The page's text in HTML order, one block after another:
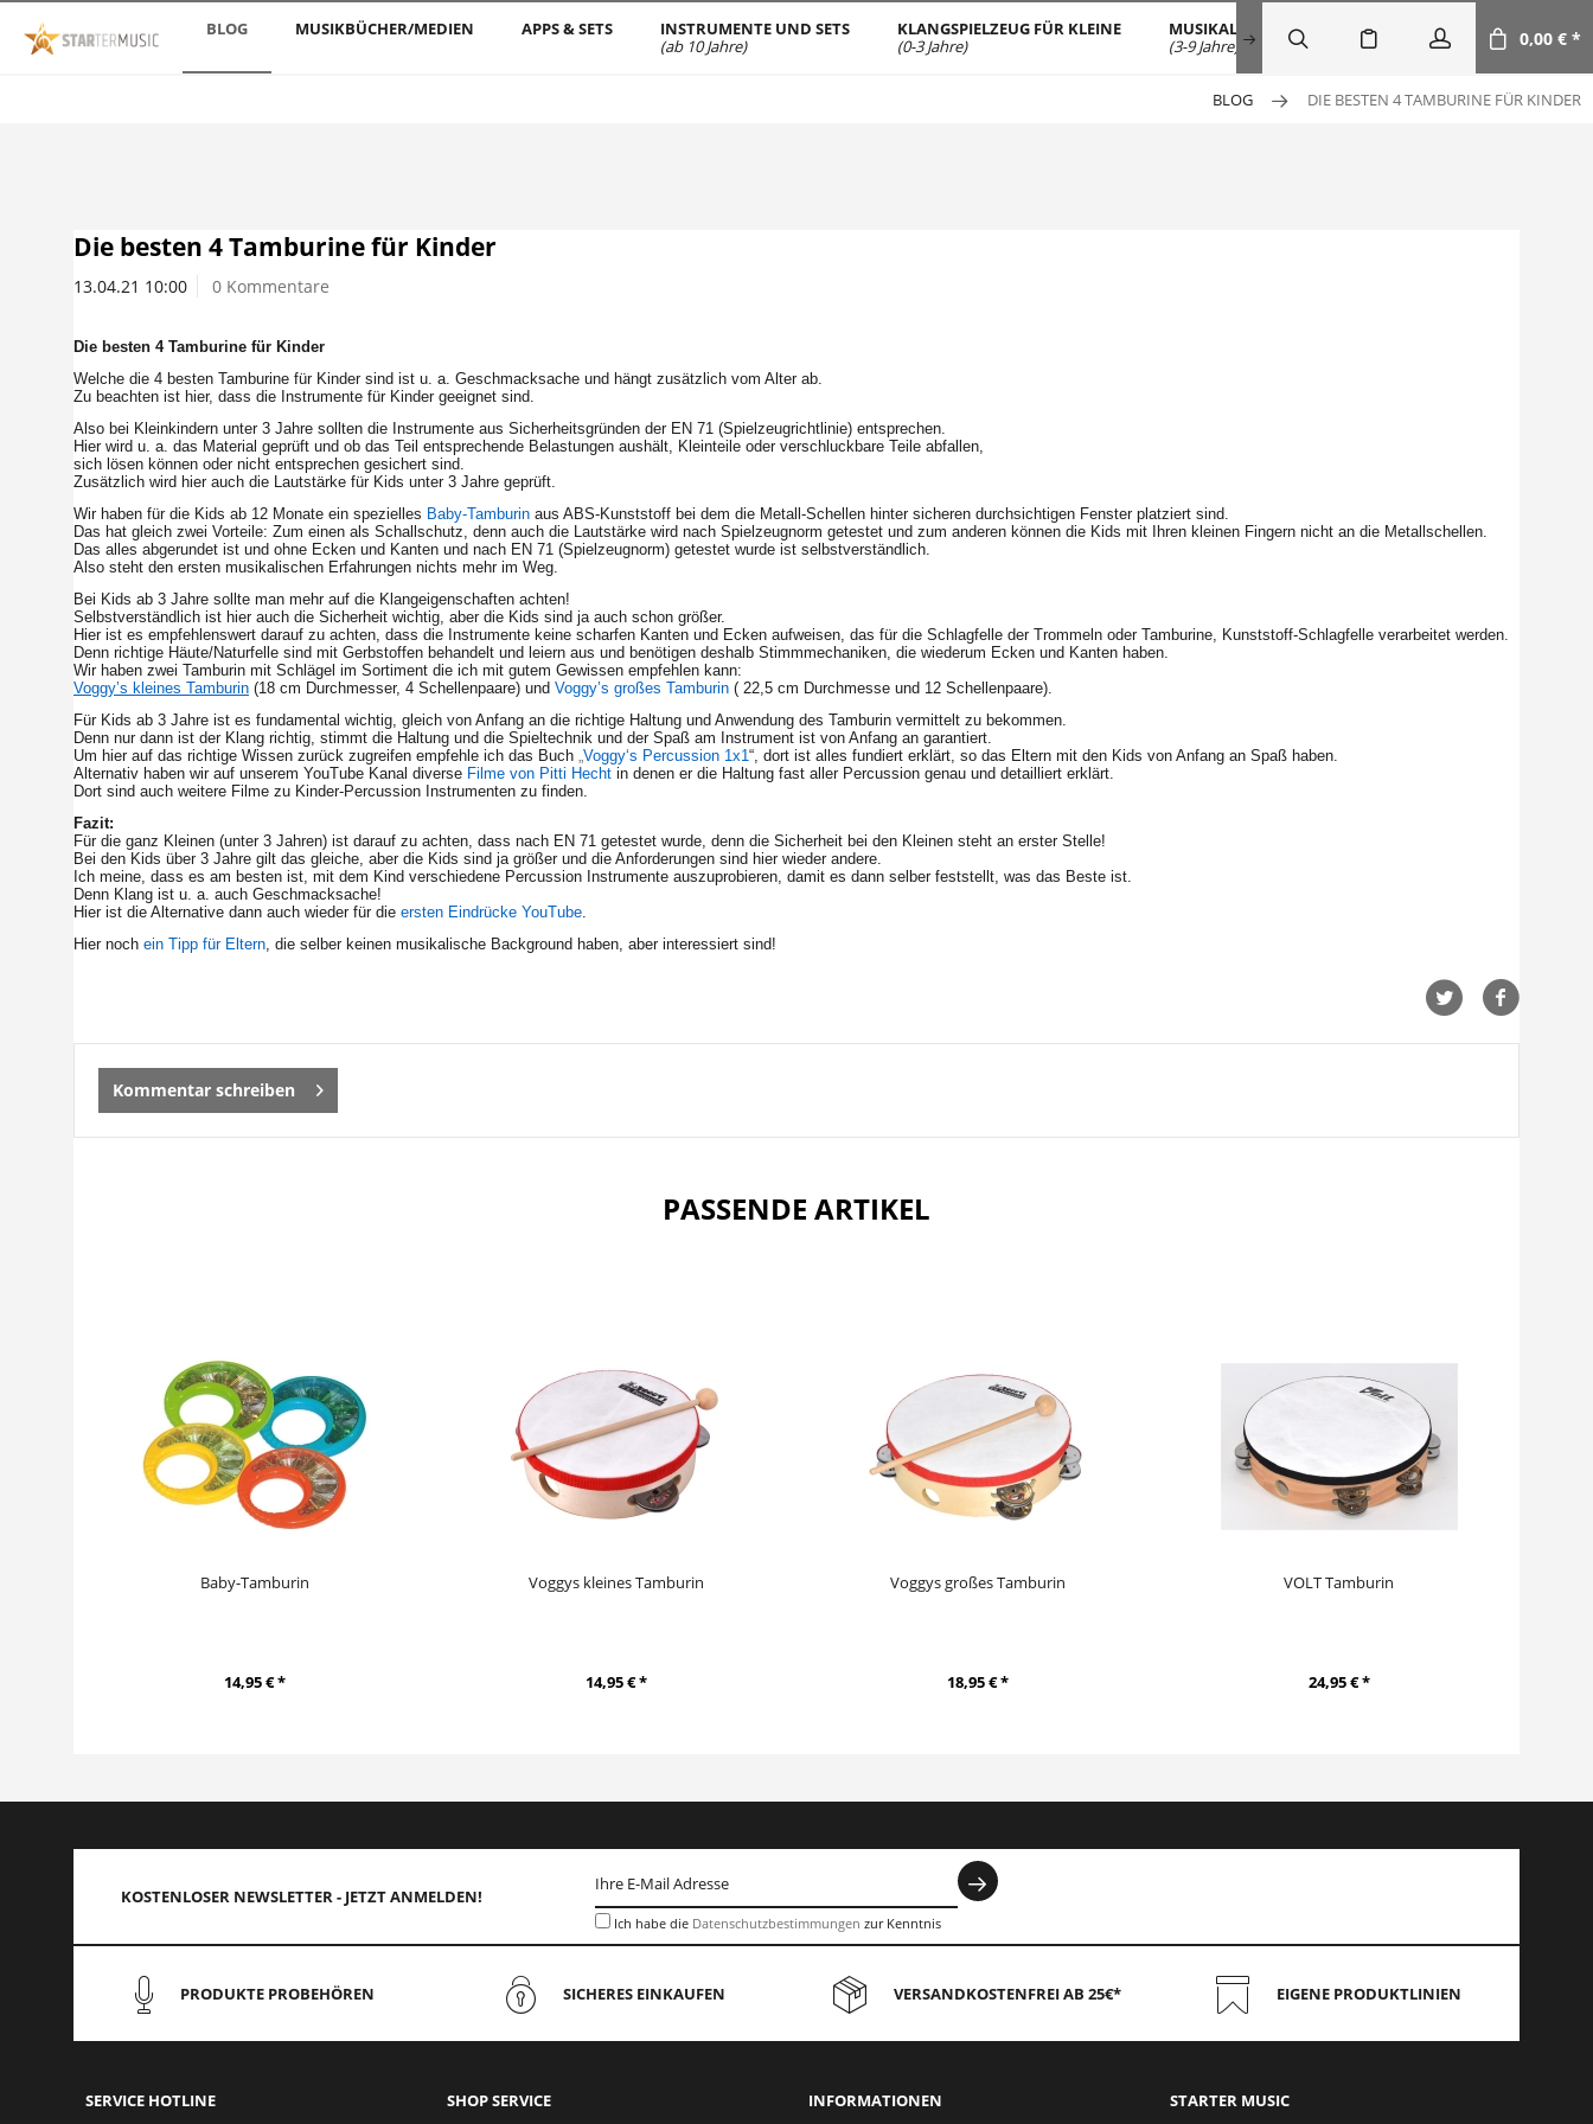
BLOG MUSIKBÜCHER/MEDIEN APPS & SETS
INSTRUMENTE UND SETS
(ab 10 Jahre)
KLANGSPIELZEUG FÜR KLEINE
(0-3 Jahre)
MUSIKALISCHE FRÜHERZIEHUNG
(3-9 Jahre)
SALE 0,00 € *
BLOG DIE BESTEN 4 TAMBURINE FÜR KINDER
Die besten 4 Tamburine für Kinder
13.04.21 10:00 0 Kommentare
Die besten 4 Tamburine für Kinder
Welche die 4 besten Tamburine für Kinder sind ist u. a. Geschmacksache und hängt zusätzlich vom Alter ab.
Zu beachten ist hier, dass die Instrumente für Kinder geeignet sind.
Also bei Kleinkindern unter 3 Jahre sollten die Instrumente aus Sicherheitsgründen der EN 71 (Spielzeugrichtlinie) entsprechen.
Hier wird u. a. das Material geprüft und ob das Teil entsprechende Belastungen aushält, Kleinteile oder verschluckbare Teile abfallen,
sich lösen können oder nicht entsprechen gesichert sind.
Zusätzlich wird hier auch die Lautstärke für Kids unter 3 Jahre geprüft.
Wir haben für die Kids ab 12 Monate ein spezielles Baby-Tamburin aus ABS-Kunststoff bei dem die Metall-Schellen hinter sicheren durchsichtigen Fenster platziert sind.
Das hat gleich zwei Vorteile: Zum einen als Schallschutz, denn auch die Lautstärke wird nach Spielzeugnorm getestet und zum anderen können die Kids mit Ihren kleinen Fingern nicht an die Metallschellen.
Das alles abgerundet ist und ohne Ecken und Kanten und nach EN 71 (Spielzeugnorm) getestet wurde ist selbstverständlich.
Also steht den ersten musikalischen Erfahrungen nichts mehr im Weg.
Bei Kids ab 3 Jahre sollte man mehr auf die Klangeigenschaften achten!
Selbstverständlich ist hier auch die Sicherheit wichtig, aber die Kids sind ja auch schon größer.
Hier ist es empfehlenswert darauf zu achten, dass die Instrumente keine scharfen Kanten und Ecken aufweisen, das für die Schlagfelle der Trommeln oder Tamburine, Kunststoff-Schlagfelle verarbeitet werden.
Denn richtige Häute/Naturfelle sind mit Gerbstoffen behandelt und leiern aus und benötigen deshalb Stimmmechaniken, die wiederum Ecken und Kanten haben.
Wir haben zwei Tamburin mit Schlägel im Sortiment die ich mit gutem Gewissen empfehlen kann:
Voggy’s kleines Tamburin (18 cm Durchmesser, 4 Schellenpaare) und Voggy’s großes Tamburin ( 22,5 cm Durchmesse und 12 Schellenpaare).
Für Kids ab 3 Jahre ist es fundamental wichtig, gleich von Anfang an die richtige Haltung und Anwendung des Tamburin vermittelt zu bekommen.
Denn nur dann ist der Klang richtig, stimmt die Haltung und die Spieltechnik und der Spaß am Instrument ist von Anfang an garantiert.
Um hier auf das richtige Wissen zurück zugreifen empfehle ich das Buch „Voggy‘s Percussion 1x1“, dort ist alles fundiert erklärt, so das Eltern mit den Kids von Anfang an Spaß haben.
Alternativ haben wir auf unserem YouTube Kanal diverse Filme von Pitti Hecht in denen er die Haltung fast aller Percussion genau und detailliert erklärt.
Dort sind auch weitere Filme zu Kinder-Percussion Instrumenten zu finden.
Fazit:
Für die ganz Kleinen (unter 3 Jahren) ist darauf zu achten, dass nach EN 71 getestet wurde, denn die Sicherheit bei den Kleinen steht an erster Stelle!
Bei den Kids über 3 Jahre gilt das gleiche, aber die Kids sind ja größer und die Anforderungen sind hier wieder andere.
Ich meine, dass es am besten ist, mit dem Kind verschiedene Percussion Instrumente auszuprobieren, damit es dann selber feststellt, was das Beste ist.
Denn Klang ist u. a. auch Geschmacksache!
Hier ist die Alternative dann auch wieder für die ersten Eindrücke YouTube.
Hier noch ein Tipp für Eltern, die selber keinen musikalische Background haben, aber interessiert sind!
Kommentar schreiben
PASSENDE ARTIKEL
Baby-Tamburin
14,95 € *
Voggys kleines Tamburin
14,95 € *
Voggys großes Tamburin
18,95 € *
VOLT Tamburin
24,95 € *
KOSTENLOSER NEWSLETTER - JETZT ANMELDEN!
Ich habe die Datenschutzbestimmungen zur Kenntnis
PRODUKTE PROBEHÖREN SICHERES EINKAUFEN VERSANDKOSTENFREI AB 25€* EIGENE PRODUKTLINIEN
SERVICE HOTLINE SHOP SERVICE INFORMATIONEN STARTER MUSIC